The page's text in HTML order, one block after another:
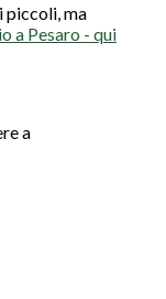
piccoli, ma
a Pesaro - qui
a